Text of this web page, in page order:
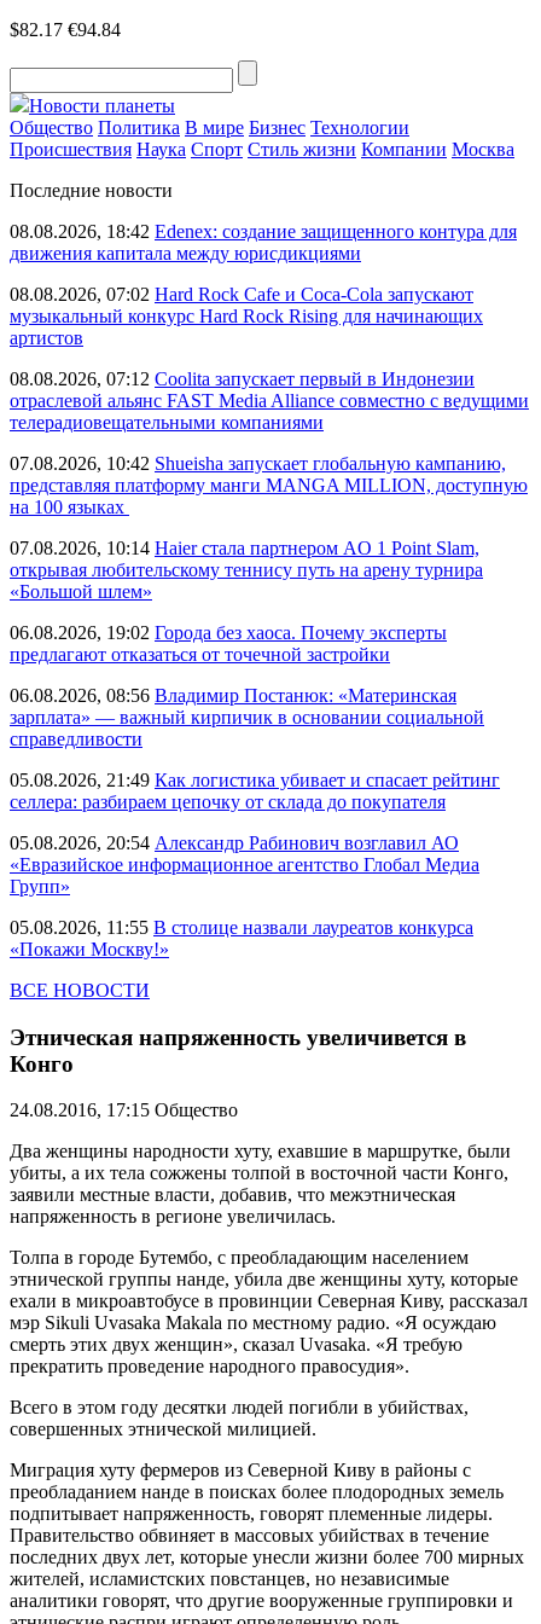
$82.17 €94.84
Новости планеты
Общество Политика В мире Бизнес Технологии
Происшествия Наука Спорт Стиль жизни Компании Москва
Последние новости
08.08.2026, 18:42 Edenex: создание защищенного контура для
движения капитала между юрисдикциями
08.08.2026, 07:02 Hard Rock Cafe и Coca-Cola запускают
музыкальный конкурс Hard Rock Rising для начинающих
артистов
08.08.2026, 07:12 Coolita запускает первый в Индонезии
отраслевой альянс FAST Media Alliance совместно с ведущими
телерадиовещательными компаниями
07.08.2026, 10:42 Shueisha запускает глобальную кампанию,
представляя платформу манги MANGA MILLION, доступную
на 100 языках
07.08.2026, 10:14 Haier стала партнером AO 1 Point Slam,
открывая любительскому теннису путь на арену турнира
«Большой шлем»
06.08.2026, 19:02 Города без хаоса. Почему эксперты
предлагают отказаться от точечной застройки
06.08.2026, 08:56 Владимир Постанюк: «Материнская
зарплата» — важный кирпичик в основании социальной
справедливости
05.08.2026, 21:49 Как логистика убивает и спасает рейтинг
селлера: разбираем цепочку от склада до покупателя
05.08.2026, 20:54 Александр Рабинович возглавил АО
«Евразийское информационное агентство Глобал Медиа
Групп»
05.08.2026, 11:55 В столице назвали лауреатов конкурса
«Покажи Москву!»
ВСЕ НОВОСТИ
Этническая напряженность увеличивется в
Конго
24.08.2016, 17:15 Общество
Два женщины народности хуту, ехавшие в маршрутке, были
убиты, а их тела сожжены толпой в восточной части Конго,
заявили местные власти, добавив, что межэтническая
напряженность в регионе увеличилась.
Толпа в городе Бутембо, с преобладающим населением
этнической группы нанде, убила две женщины хуту, которые
ехали в микроавтобусе в провинции Северная Киву, рассказал
мэр Sikuli Uvasaka Makala по местному радио. «Я осуждаю
смерть этих двух женщин», сказал Uvasaka. «Я требую
прекратить проведение народного правосудия».
Всего в этом году десятки людей погибли в убийствах,
совершенных этнической милицией.
Миграция хуту фермеров из Северной Киву в районы с
преобладанием нанде в поисках более плодородных земель
подпитывает напряженность, говорят племенные лидеры.
Правительство обвиняет в массовых убийствах в течение
последних двух лет, которые унесли жизни более 700 мирных
жителей, исламистских повстанцев, но независимые
аналитики говорят, что другие вооруженные группировки и